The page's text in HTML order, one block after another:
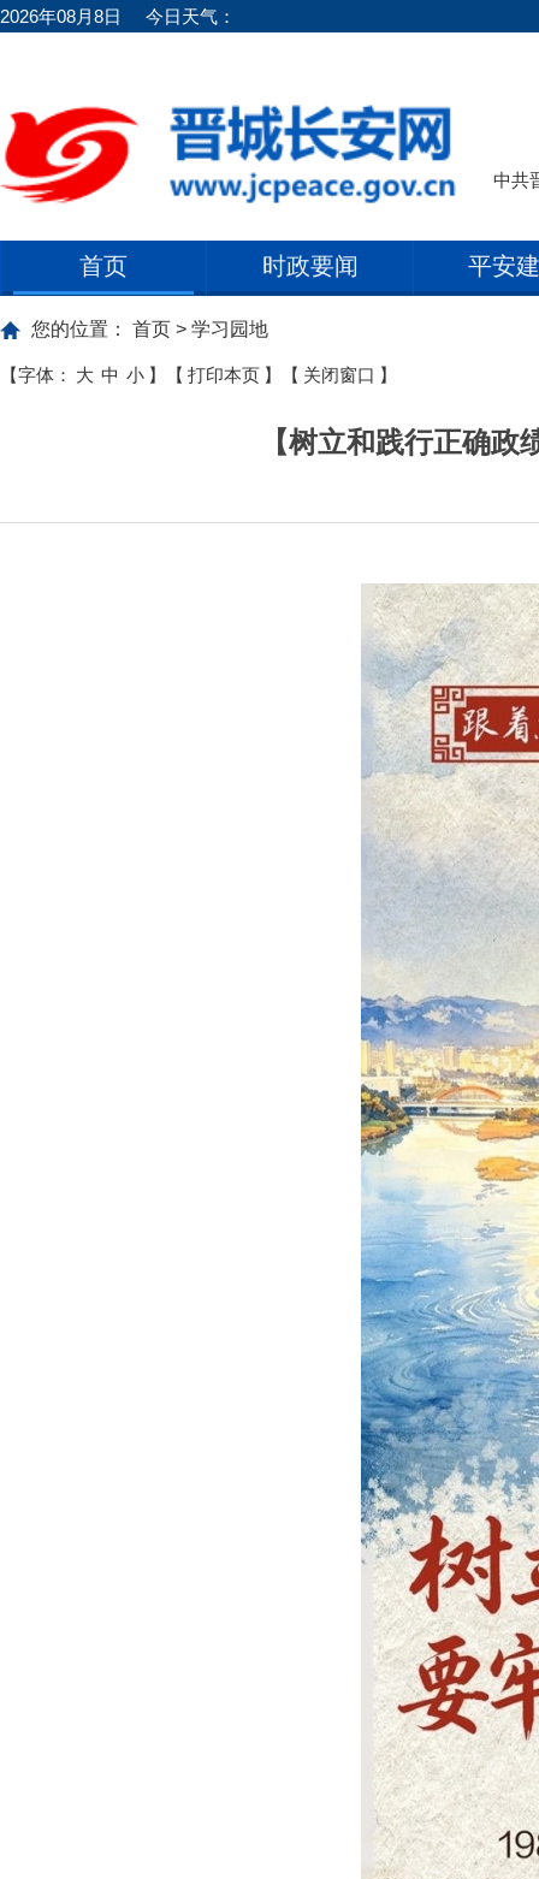
2026年08月8日 今日天气：
中共
首页 时政要闻 平安
您的位置： 首页 > 学习园地
【字体： 大 中 小 】 【 打印本页 】 【 关闭窗口 】
【树立和践行正确